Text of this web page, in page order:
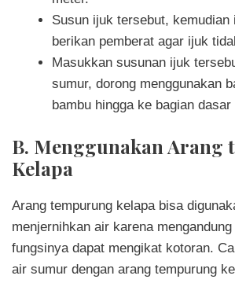
Susun ijuk tersebut, kemudian
berikan pemberat agar ijuk
Masukkan susunan ijuk
sumur, dorong menggunakan
bambu hingga ke bagian dasar
B. Menggunakan Arang
Kelapa
Arang tempurung kelapa bisa
menjernihkan air karena
fungsinya dapat mengikat kotoran.
air sumur dengan arang tempurung